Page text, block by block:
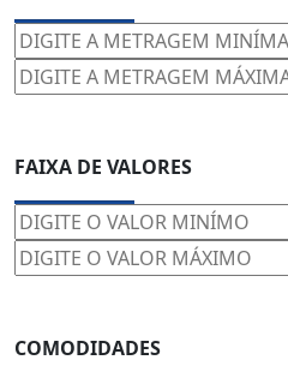
FAIXA DE VALORES
COMODIDADES